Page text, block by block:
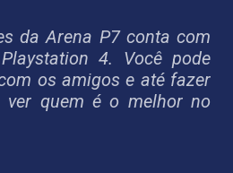
da Arena P7 conta com
4. Você pode
os amigos e até fazer
ver quem é o melhor no